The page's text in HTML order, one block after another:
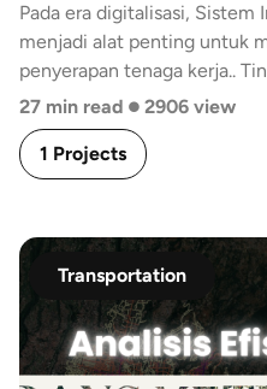
Berdasarkan
Tahun 2024
Pada era digitalisasi, Sistem
menjadi alat penting untuk
penyerapan tenaga kerja..
kerja mencapai 68,92%,
kerja dan hanya 1.067 yang
mismatch kualifikasi dan
Analisis spasial ini
tingkat pendidikan untuk
wilayah, pengembangan
kebijakan peningkatan
Tasikmalaya.
27 min read • 2906 view
1 Projects
Transportation